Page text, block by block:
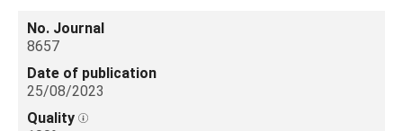
No. Journal
8657
Date of publication
25/08/2023
Quality